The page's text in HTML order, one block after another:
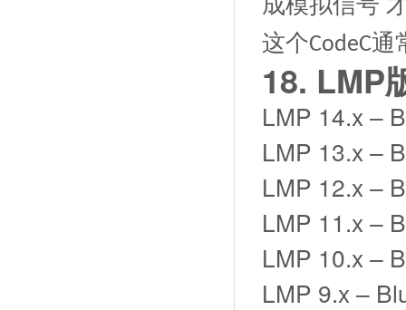
这个CodeC通
18. LMP
LMP 14.x –
LMP 13.x –
LMP 12.x –
LMP 11.x –
LMP 10.x –
LMP 9.x –